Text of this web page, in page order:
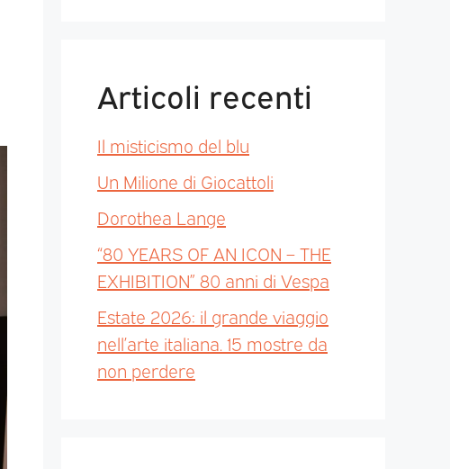
Articoli recenti
Il misticismo del blu
Un Milione di Giocattoli
Dorothea Lange
“80 YEARS OF AN ICON – THE
EXHIBITION” 80 anni di Vespa
Estate 2026: il grande viaggio
nell’arte italiana. 15 mostre da
non perdere